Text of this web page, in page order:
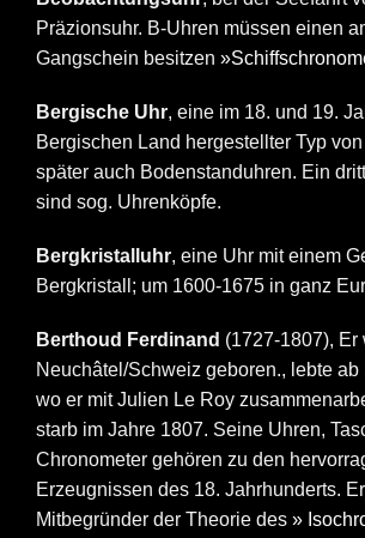
Präzionsuhr. B-Uhren müssen einen
Gangschein besitzen
Bergische Uhr, eine im 18. und 19.
Bergischen Land hergestellter Typ
später auch Bodenstanduhren. Ein
sind sog. Uhrenköpfe.
Bergkristalluhr, eine Uhr mit einem
Bergkristall; um 1600-1675 in ganz
Berthoud Ferdinand (1727-1807), Er
Neuchâtel/Schweiz geboren., lebte ab
wo er mit Julien Le Roy
starb im Jahre 1807. Seine Uhren,
Chronometer gehören zu den
Erzeugnissen des 18. Jahrhunderts.
Mitbegründer der Theorie des »